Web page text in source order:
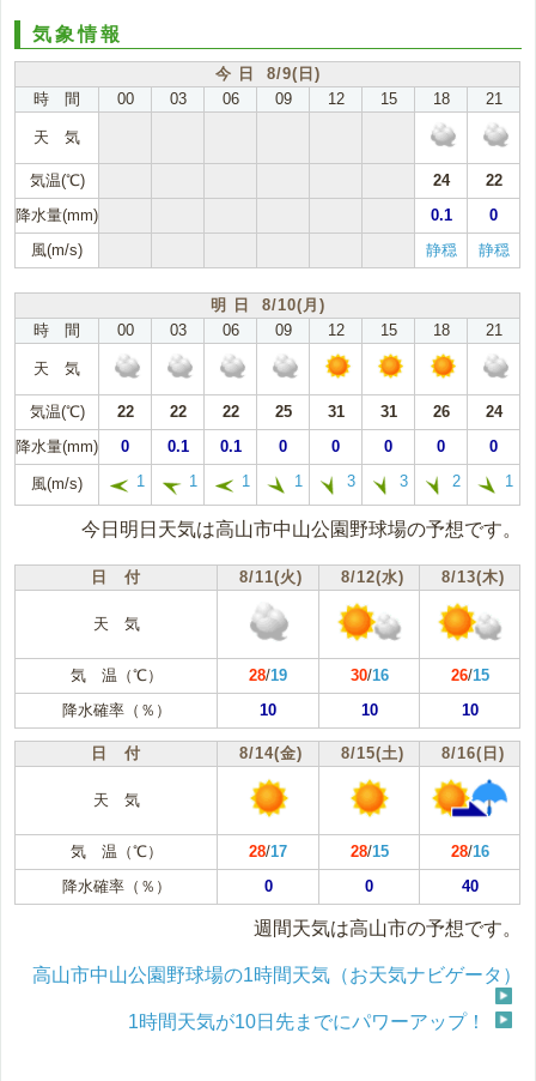
気象情報
今 日 8/9(日)
時 間
00 03 06 09 12 15 18 21
天 気
気温(℃) 24
22
降水量(mm)
0.1
0
風(m/s)
静穏 静穏
明 日 8/10(月)
時 間
00 03 06 09 12 15 18 21
天 気
気温(℃) 22 22 22 25 31 31 26
24
降水量(mm)
0 0.1 0.1 0 0 0 0 0
風(m/s) 1 1 1 1 3 3 2 1
今日明日天気は高山市中山公園野球場の予想です。
日 付 8/11(火) 8/12(水) 8/13(木)
天 気
気 温（℃） 28/19 30/16 26/15
降水確率（％）
10 10 10
日 付 8/14(金) 8/15(土) 8/16(日)
天 気
気 温（℃） 28/17 28/15 28/16
降水確率（％）
0 0 40
週間天気は高山市の予想です。
高山市中山公園野球場の1時間天気（お天気ナビゲータ）
1時間天気が10日先までにパワーアップ！